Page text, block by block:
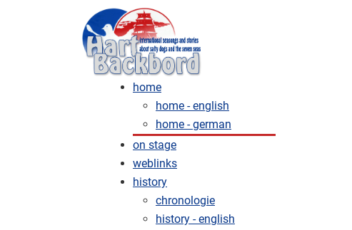
home
home - english
home - german
on stage
weblinks
history
chronologie
history - english